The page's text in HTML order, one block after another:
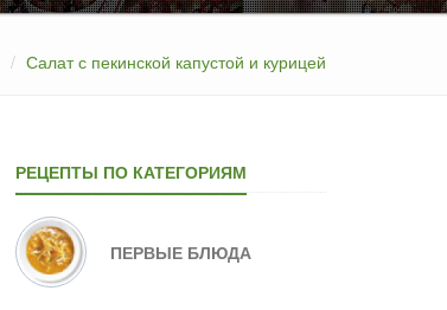
Салат с пекинской капустой и курицей
РЕЦЕПТЫ ПО КАТЕГОРИЯМ
ПЕРВЫЕ БЛЮДА